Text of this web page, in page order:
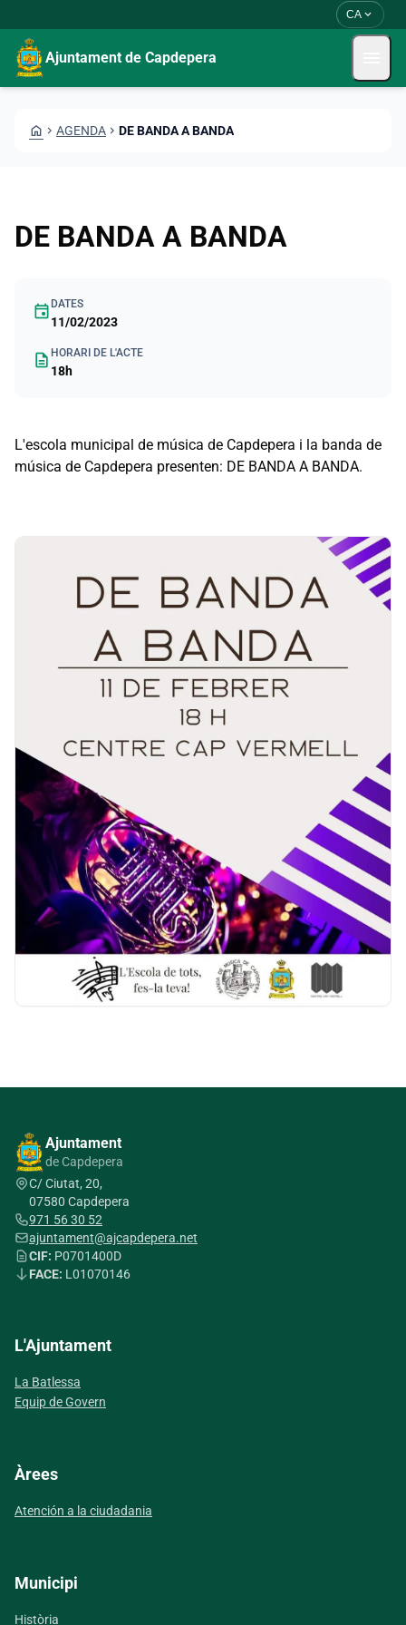
CA expand_more
Ajuntament de Capdepera
HOME CHEVRON_RIGHT AGENDA CHEVRON_RIGHT DE BANDA A BANDA
DE BANDA A BANDA
event DATES
11/02/2023
description HORARI DE L'ACTE
18h
L'escola municipal de música de Capdepera i la banda de
música de Capdepera presenten: DE BANDA A BANDA.
Ajuntament
de Capdepera
C/ Ciutat, 20,
07580 Capdepera
971 56 30 52
ajuntament@ajcapdepera.net
CIF: P0701400D
FACE: L01070146
L'Ajuntament
La Batlessa
Equip de Govern
Àrees
Atención a la ciudadania
Municipi
Història